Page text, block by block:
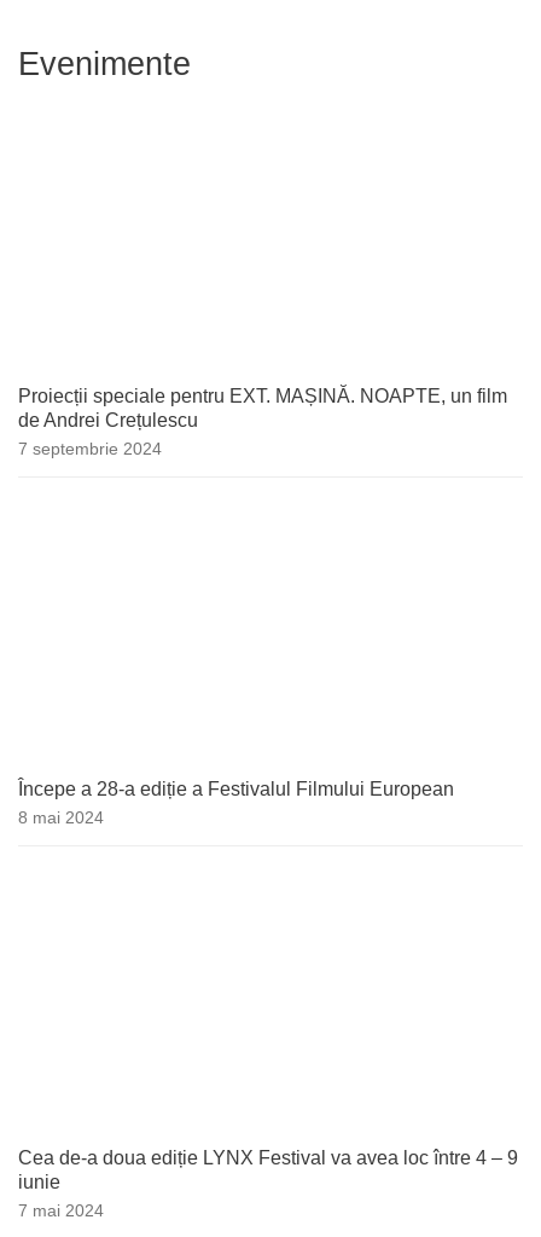
Evenimente
Proiecții speciale pentru EXT. MAȘINĂ. NOAPTE, un film
de Andrei Crețulescu
7 septembrie 2024
Începe a 28-a ediție a Festivalul Filmului European
8 mai 2024
Cea de-a doua ediție LYNX Festival va avea loc între 4 – 9
iunie
7 mai 2024